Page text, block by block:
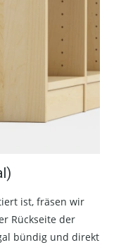
ist, fräsen wir
Rückseite der
bündig und direkt